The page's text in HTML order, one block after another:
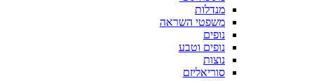
מנדלות
משפטי השראה
נופים
נופים וטבע
נוצות
סוריאליזם